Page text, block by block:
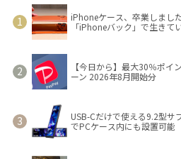
iPhoneケース、卒業しまし
「iPhoneバック」で生きて
【今日から】最大30％ポイ
ーン 2026年8月開始分
USB-Cだけで使える9.2型
でPCケース内にも設置可能